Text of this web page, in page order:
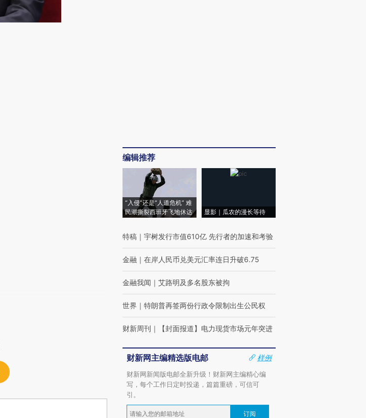
编辑推荐
“入侵”还是“人道危机” 难
民潮撕裂西班牙飞地休达
显影｜瓜农的漫长等待
特稿 ｜ 宇树发行市值610亿 先行者的加速和考验
金融 ｜ 在岸人民币兑美元汇率连日升破6.75
金融我闻 ｜ 艾路明及多名股东被拘
世界 ｜ 特朗普再签两份行政令限制出生公民权
财新周刊 ｜ 【封面报道】电力现货市场元年突进
财新网主编精选版电邮
样例
财新网新闻版电邮全新升级！财新网主编精心编
写，每个工作日定时投递，篇篇重磅，可信可
引。
订阅